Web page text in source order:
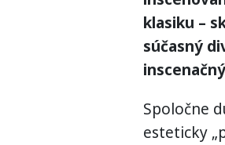
klasiku –
súčasný
Spoločne
esteticky